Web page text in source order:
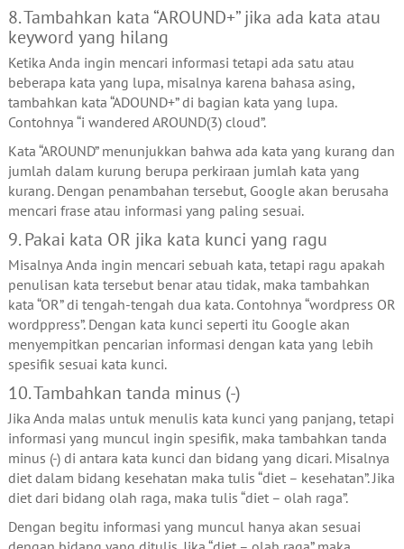
8. Tambahkan kata “AROUND+” jika ada kata atau
keyword yang hilang
Ketika Anda ingin mencari informasi tetapi ada satu atau
beberapa kata yang lupa, misalnya karena bahasa asing,
tambahkan kata “ADOUND+” di bagian kata yang lupa.
Contohnya “i wandered AROUND(3) cloud”.
Kata “AROUND” menunjukkan bahwa ada kata yang kurang dan
jumlah dalam kurung berupa perkiraan jumlah kata yang
kurang. Dengan penambahan tersebut, Google akan berusaha
mencari frase atau informasi yang paling sesuai.
9. Pakai kata OR jika kata kunci yang ragu
Misalnya Anda ingin mencari sebuah kata, tetapi ragu apakah
penulisan kata tersebut benar atau tidak, maka tambahkan
kata “OR” di tengah-tengah dua kata. Contohnya “wordpress OR
wordppress”. Dengan kata kunci seperti itu Google akan
menyempitkan pencarian informasi dengan kata yang lebih
spesifik sesuai kata kunci.
10. Tambahkan tanda minus (-)
Jika Anda malas untuk menulis kata kunci yang panjang, tetapi
informasi yang muncul ingin spesifik, maka tambahkan tanda
minus (-) di antara kata kunci dan bidang yang dicari. Misalnya
diet dalam bidang kesehatan maka tulis “diet – kesehatan”. Jika
diet dari bidang olah raga, maka tulis “diet – olah raga”.
Dengan begitu informasi yang muncul hanya akan sesuai